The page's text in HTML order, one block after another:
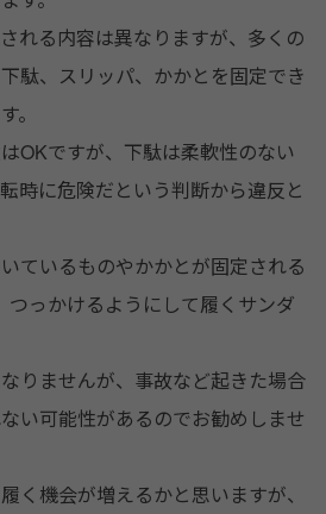
れる内容は異なりますが、多くの
駄、スリッパ、かかとを固定でき
。
OKですが、下駄は柔軟性のない
時に危険だという判断から違反と
ているものやかかとが固定される
つっかけるようにして履くサンダ
りませんが、事故など起きた場合
い可能性があるのでお勧めしませ
く機会が増えるかと思いますが、